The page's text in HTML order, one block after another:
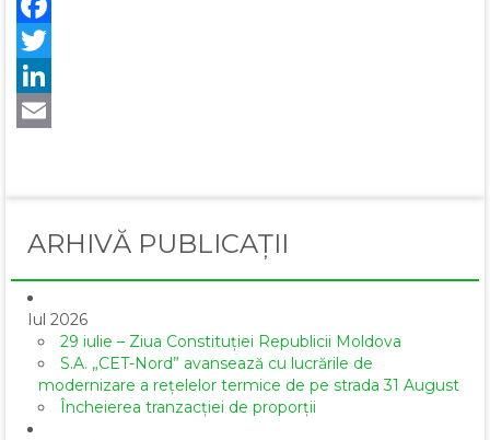
ARHIVĂ PUBLICAȚII
Iul 2026
29 iulie – Ziua Constituției Republicii Moldova
S.A. „CET-Nord” avansează cu lucrările de
modernizare a rețelelor termice de pe strada 31 August
Încheierea tranzacției de proporții